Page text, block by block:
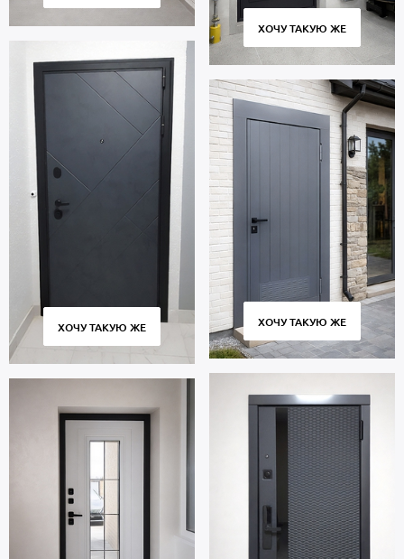
ХОЧУ ТАКУЮ ЖЕ
ХОЧУ ТАКУЮ ЖЕ
ХОЧУ ТАКУЮ ЖЕ